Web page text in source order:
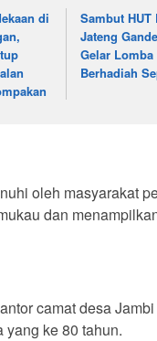
di
Sambut HUT
Jateng
Gelar
Berhadiah
oleh masyarakat
dan
camat desa
ke 80 tahun.